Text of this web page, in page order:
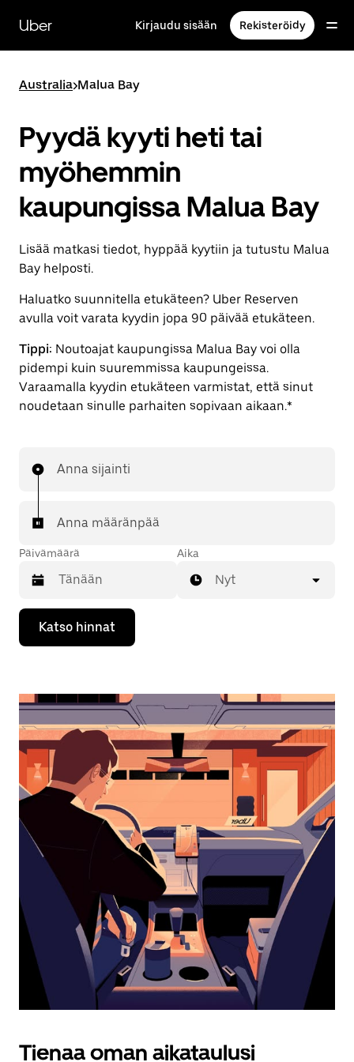
siirry
pääsisältöön
Uber Kirjaudu sisään Rekisteröidy
Australia>Malua Bay
Pyydä kyyti heti tai
myöhemmin
kaupungissa Malua Bay
Lisää matkasi tiedot, hyppää kyytiin ja tutustu Malua
Bay helposti.
Haluatko suunnitella etukäteen? Uber Reserven
avulla voit varata kyydin jopa 90 päivää etukäteen.
Tippi: Noutoajat kaupungissa Malua Bay voi olla
pidempi kuin suuremmissa kaupungeissa.
Varaamalla kyydin etukäteen varmistat, että sinut
noudetaan sinulle parhaiten sopivaan aikaan.*
Anna sijainti
Anna määränpää
Päivämäärä
Valitse
päivämäärä
kalenterissa
Sulje
Esc-
painikkeella.
Aika
Nyt
Katso hinnat
Tienaa oman aikataulusi